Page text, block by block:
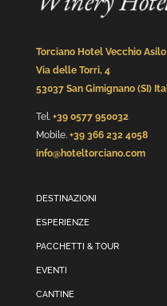
Torciano Hotel Vecchio Asilo
Via delle Torri, 4
53037 San Gimignano (SI)
Tel. +39 0577 950032
Mobile. +39 366 232 4058
info@hoteltorciano.com
DESTINAZIONI
ESPERIENZE
PACCHETTI & TOUR
EVENTI
CANTINE